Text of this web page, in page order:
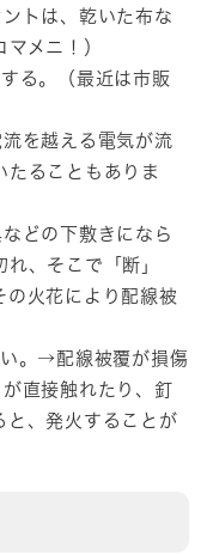
トは、乾いた布な
メニ！）
る。（最近は市販
を越える電気が流
たることもありま
どの下敷きになら
、そこで「断」
の火花により配線被
い。→配線被覆が損傷
直接触れたり、釘
と、発火することが